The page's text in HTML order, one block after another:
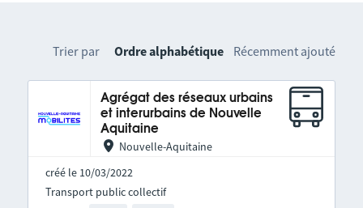
Trier par Ordre alphabétique Récemment ajouté
Agrégat des réseaux urbains
et interurbains de Nouvelle
Aquitaine
Nouvelle-Aquitaine
créé le 10/03/2022
Transport public collectif